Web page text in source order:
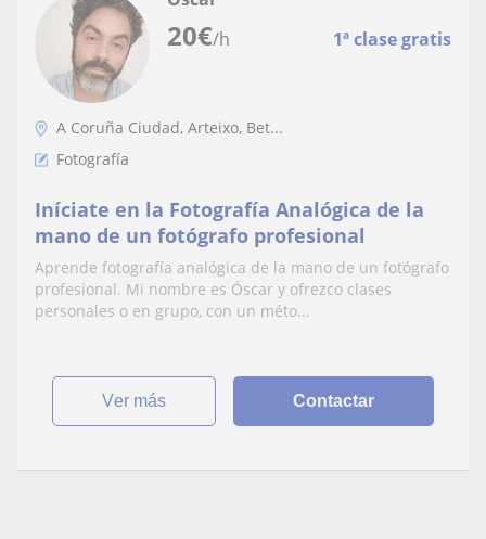
20€/h 1ª clase gratis
A Coruña Ciudad, Arteixo, Bet...
Fotografía
Iníciate en la Fotografía Analógica de la
mano de un fotógrafo profesional
Aprende fotografía analógica de la mano de un fotógrafo
profesional. Mi nombre es Óscar y ofrezco clases
personales o en grupo, con un méto...
ver más Contactar